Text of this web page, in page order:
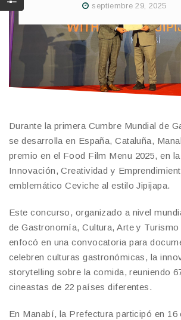
septiembre 29, 2025
Durante la primera Cumbre Mundial de
se desarrolla en España, Cataluña,
premio en el Food Film Menu 2025, en
Innovación, Creatividad y
emblemático Ceviche al estilo Jipijapa.
Este concurso, organizado a nivel
de Gastronomía, Cultura, Arte y
enfocó en una convocatoria para
celebren culturas gastronómicas, la
storytelling sobre la comida, reuniendo
cineastas de 22 países diferentes.
En Manabí, la Prefectura participó en